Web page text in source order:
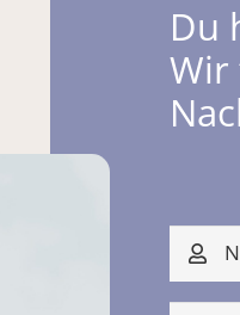
Du
Wir